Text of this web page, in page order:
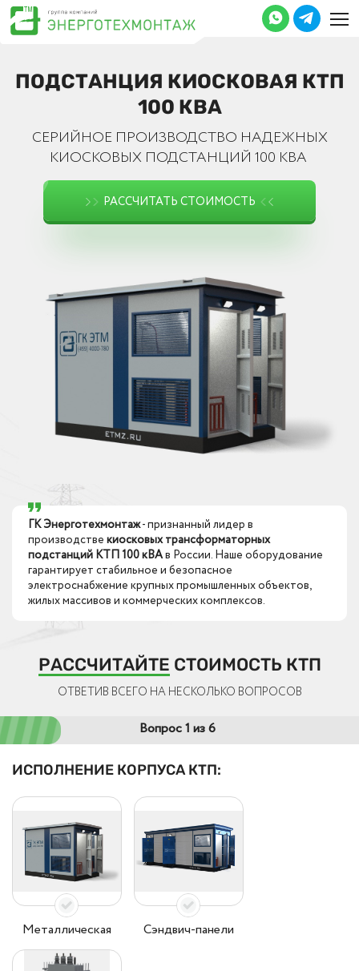
ПОДСТАНЦИЯ КИОСКОВАЯ КТП
100 КВА
СЕРИЙНОЕ ПРОИЗВОДСТВО НАДЕЖНЫХ
КИОСКОВЫХ ПОДСТАНЦИЙ 100 КВА
РАССЧИТАТЬ СТОИМОСТЬ
ГК Энерготехмонтаж- признанный лидер в
производстве киосковых трансформаторных
подстанций КТП 100 кВАв России. Наше оборудование
гарантирует стабильное и безопасное
электроснабжение крупных промышленных объектов,
жилых массивов и коммерческих комплексов.
РАССЧИТАЙТЕ СТОИМОСТЬ КТП
ОТВЕТИВ ВСЕГО НА НЕСКОЛЬКО ВОПРОСОВ
Вопрос 1 из 6
ИСПОЛНЕНИЕ КОРПУСА КТП:
Металлическая Сэндвич-панели